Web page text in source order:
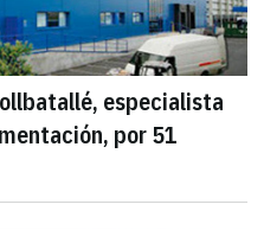
especialista
por 51